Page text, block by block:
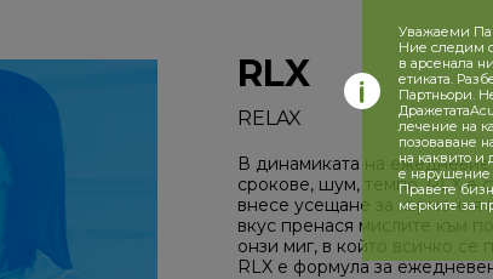
RLX
RELAX
В динамиката на
срокове, шум, темпо. RLX е
внесе усещане за
вкус пренася мислите към
онзи миг, в който всичко
RLX е формула за
Уважаеми
Ние следим
в арсенала
етиката.
Партньори.
лечение на
позоваване
на каквито и
е нарушение
Правете
мерките за